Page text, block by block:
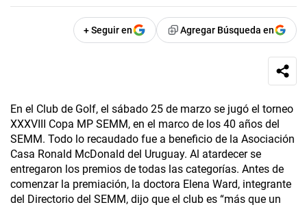
+ Seguir en Agregar Búsqueda en
En el Club de Golf, el sábado 25 de marzo se jugó el torneo
XXXVIII Copa MP SEMM, en el marco de los 40 años del
SEMM. Todo lo recaudado fue a beneficio de la Asociación
Casa Ronald McDonald del Uruguay. Al atardecer se
entregaron los premios de todas las categorías. Antes de
comenzar la premiación, la doctora Elena Ward, integrante
del Directorio del SEMM, dijo que el club es “más que un